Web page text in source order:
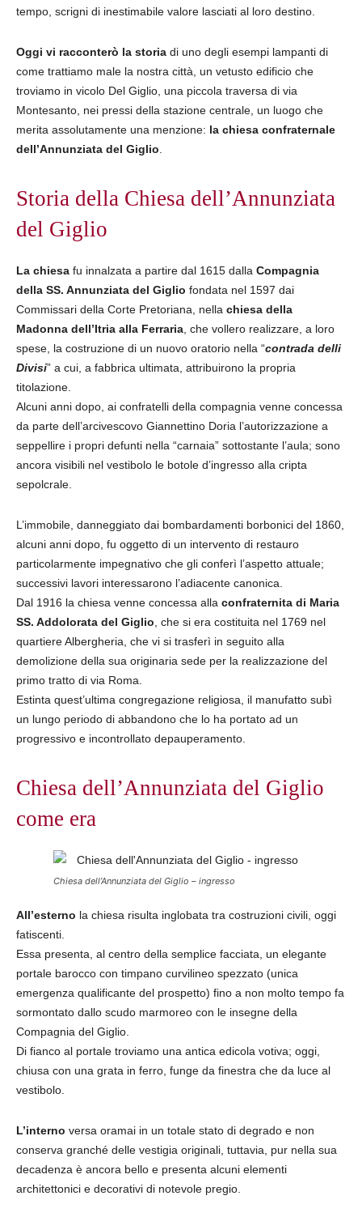
tempo, scrigni di inestimabile valore lasciati al loro destino.
Oggi vi racconterò la storia di uno degli esempi lampanti di
come trattiamo male la nostra città, un vetusto edificio che
troviamo in vicolo Del Giglio, una piccola traversa di via
Montesanto, nei pressi della stazione centrale, un luogo che
merita assolutamente una menzione: la chiesa confraternale
dell’Annunziata del Giglio
Storia della Chiesa dell’Annunziata
del Giglio
La chiesa fu innalzata a partire dal 1615 dalla Compagnia
della SS. Annunziata del Giglio fondata nel 1597 dai
Commissari della Corte Pretoriana, nella chiesa della
Madonna dell’Itria alla Ferraria , che vollero realizzare, a loro
spese, la costruzione di un nuovo oratorio nella “contrada delli
Divisi” a cui, a fabbrica ultimata, attribuirono la propria
titolazione.
Alcuni anni dopo, ai confratelli della compagnia venne concessa
da parte dell’arcivescovo Giannettino Doria l’autorizzazione a
seppellire i propri defunti nella “carnaia” sottostante l’aula; sono
ancora visibili nel vestibolo le botole d’ingresso alla cripta
sepolcrale.
L’immobile, danneggiato dai bombardamenti borbonici del 1860,
alcuni anni dopo, fu oggetto di un intervento di restauro
particolarmente impegnativo che gli conferì l’aspetto attuale;
successivi lavori interessarono l’adiacente canonica.
Dal 1916 la chiesa venne concessa alla confraternita di Maria
SS. Addolorata del Giglio , che si era costituita nel 1769 nel
quartiere Albergheria, che vi si trasferì in seguito alla
demolizione della sua originaria sede per la realizzazione del
primo tratto di via Roma.
Estinta quest’ultima congregazione religiosa, il manufatto subì
un lungo periodo di abbandono che lo ha portato ad un
progressivo e incontrollato depauperamento.
Chiesa dell’Annunziata del Giglio
come era
Chiesa dell’Annunziata del Giglio – ingresso
All’esterno la chiesa risulta inglobata tra costruzioni civili, oggi
fatiscenti.
Essa presenta, al centro della semplice facciata, un elegante
portale barocco con timpano curvilineo spezzato (unica
emergenza qualificante del prospetto) fino a non molto tempo fa
sormontato dallo scudo marmoreo con le insegne della
Compagnia del Giglio.
Di fianco al portale troviamo una antica edicola votiva; oggi,
chiusa con una grata in ferro, funge da finestra che da luce al
vestibolo.
L’interno versa oramai in un totale stato di degrado e non
conserva granché delle vestigia originali, tuttavia, pur nella sua
decadenza è ancora bello e presenta alcuni elementi
architettonici e decorativi di notevole pregio.